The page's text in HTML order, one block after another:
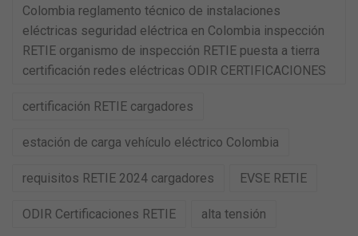
Colombia reglamento técnico de instalaciones
eléctricas seguridad eléctrica en Colombia inspección
RETIE organismo de inspección RETIE puesta a tierra
certificación redes eléctricas ODIR CERTIFICACIONES
certificación RETIE cargadores
estación de carga vehículo eléctrico Colombia
requisitos RETIE 2024 cargadores EVSE RETIE
ODIR Certificaciones RETIE alta tensión